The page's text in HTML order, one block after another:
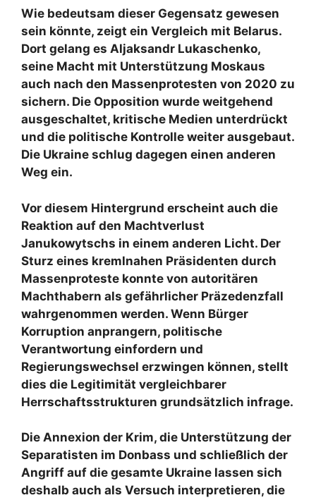
Wie bedeutsam dieser Gegensatz gewesen
sein könnte, zeigt ein Vergleich mit Belarus.
Dort gelang es Aljaksandr Lukaschenko,
seine Macht mit Unterstützung Moskaus
auch nach den Massenprotesten von 2020 zu
sichern. Die Opposition wurde weitgehend
ausgeschaltet, kritische Medien unterdrückt
und die politische Kontrolle weiter ausgebaut.
Die Ukraine schlug dagegen einen anderen
Weg ein.
Vor diesem Hintergrund erscheint auch die
Reaktion auf den Machtverlust
Janukowytschs in einem anderen Licht. Der
Sturz eines kremlnahen Präsidenten durch
Massenproteste konnte von autoritären
Machthabern als gefährlicher Präzedenzfall
wahrgenommen werden. Wenn Bürger
Korruption anprangern, politische
Verantwortung einfordern und
Regierungswechsel erzwingen können, stellt
dies die Legitimität vergleichbarer
Herrschaftsstrukturen grundsätzlich infrage.
Die Annexion der Krim, die Unterstützung der
Separatisten im Donbass und schließlich der
Angriff auf die gesamte Ukraine lassen sich
deshalb auch als Versuch interpretieren, die